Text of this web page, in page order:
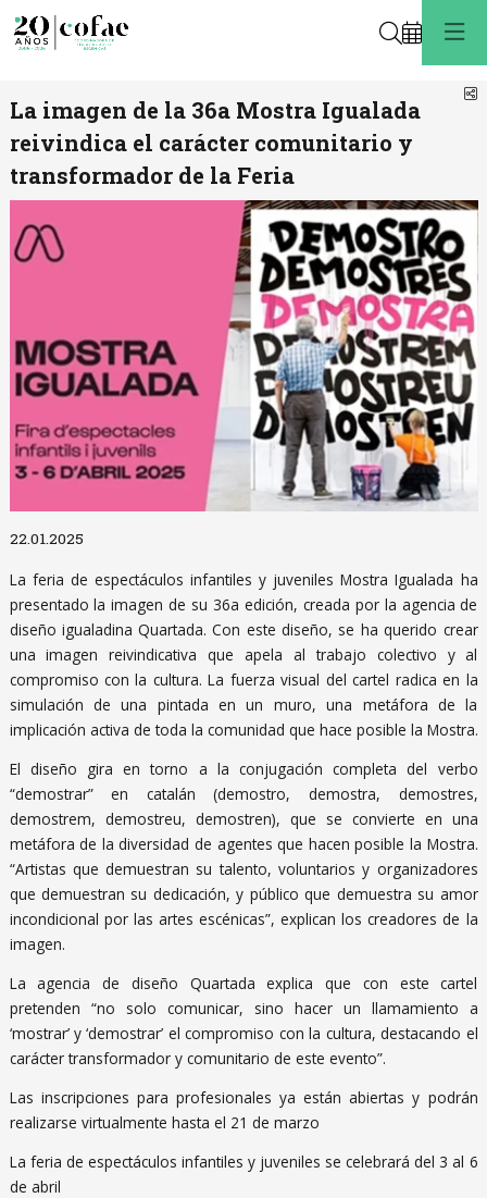
Buscar
La imagen de la 36a Mostra Igualada
reivindica el carácter comunitario y
transformador de la Feria
22.01.2025
La feria de espectáculos infantiles y juveniles Mostra Igualada ha
presentado la imagen de su 36a edición, creada por la agencia de
diseño igualadina Quartada. Con este diseño, se ha querido crear
una imagen reivindicativa que apela al trabajo colectivo y al
compromiso con la cultura. La fuerza visual del cartel radica en la
simulación de una pintada en un muro, una metáfora de la
implicación activa de toda la comunidad que hace posible la Mostra.
El diseño gira en torno a la conjugación completa del verbo
“demostrar” en catalán (demostro, demostra, demostres,
demostrem, demostreu, demostren), que se convierte en una
metáfora de la diversidad de agentes que hacen posible la Mostra.
“Artistas que demuestran su talento, voluntarios y organizadores
que demuestran su dedicación, y público que demuestra su amor
incondicional por las artes escénicas”, explican los creadores de la
imagen.
La agencia de diseño Quartada explica que con este cartel
pretenden “no solo comunicar, sino hacer un llamamiento a
‘mostrar’ y ‘demostrar’ el compromiso con la cultura, destacando el
carácter transformador y comunitario de este evento”.
Las inscripciones para profesionales ya están abiertas y podrán
realizarse virtualmente hasta el 21 de marzo
La feria de espectáculos infantiles y juveniles se celebrará del 3 al 6
de abril